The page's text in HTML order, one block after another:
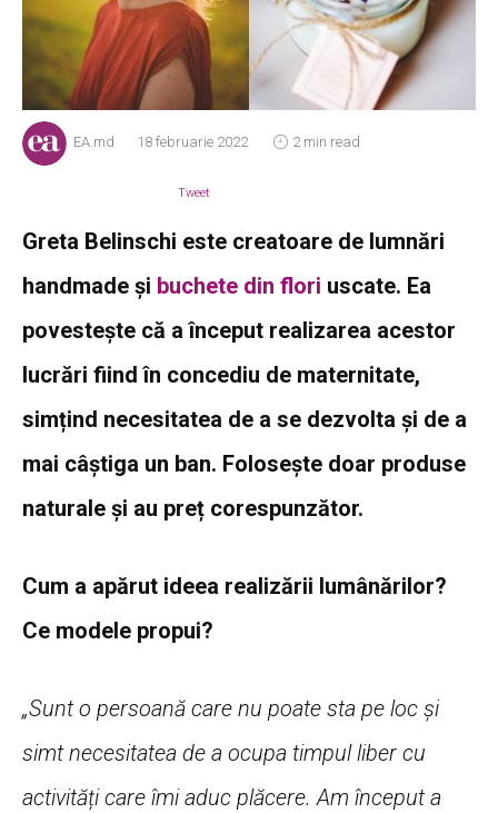
EA.md 18 februarie 2022 2 min read
Tweet
Greta Belinschi este creatoare de lumnări
handmade și buchete din flori uscate. Ea
povestește că a început realizarea acestor
lucrări fiind în concediu de maternitate,
simțind necesitatea de a se dezvolta și de a
mai câștiga un ban. Folosește doar produse
naturale și au preț corespunzător.
Cum a apărut ideea realizării lumânărilor?
Ce modele propui?
„Sunt o persoană care nu poate sta pe loc și
simt necesitatea de a ocupa timpul liber cu
activități care îmi aduc plăcere. Am început a